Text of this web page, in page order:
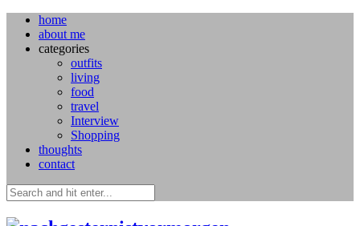
home
about me
categories
outfits
living
food
travel
Interview
Shopping
thoughts
contact